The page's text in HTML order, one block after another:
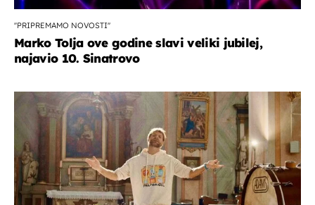
''PRIPREMAMO NOVOSTI''
Marko Tolja ove godine slavi veliki jubilej,
najavio 10. Sinatrovo